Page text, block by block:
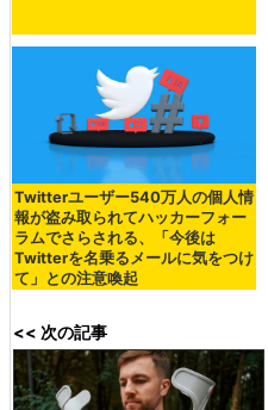
Twitterユーザー540万人の個人情
報が盗み取られてハッカーフォー
ラムでさらされる、「今後は
Twitterを名乗るメールに気をつけ
て」との注意喚起
<< 次の記事